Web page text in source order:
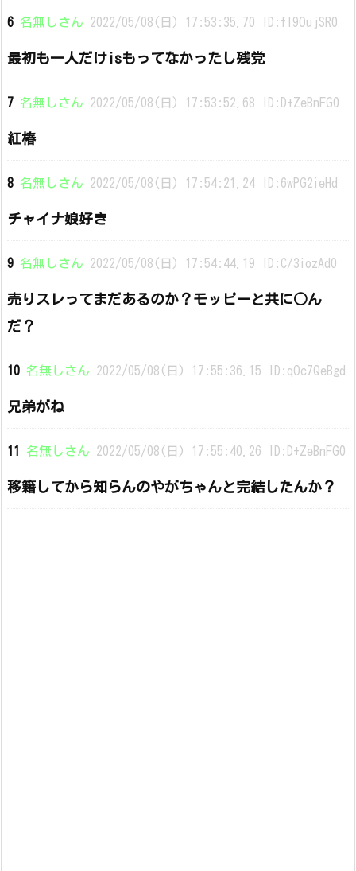
6 名無しさん 2022/05/08(日) 17:53:35.70 ID:fl9OujSR0
最初も一人だけisもってなかったし残党
7 名無しさん 2022/05/08(日) 17:53:52.68 ID:D+ZeBnFG0
紅椿
8 名無しさん 2022/05/08(日) 17:54:21.24 ID:6wPG2ieHd
チャイナ娘好き
9 名無しさん 2022/05/08(日) 17:54:44.19 ID:C/3iozAd0
売りスレってまだあるのか？モッピーと共に○ん
だ？
10 名無しさん 2022/05/08(日) 17:55:36.15 ID:qOc7QeBgd
兄弟がね
11 名無しさん 2022/05/08(日) 17:55:40.26 ID:D+ZeBnFG0
移籍してから知らんのやがちゃんと完結したんか？